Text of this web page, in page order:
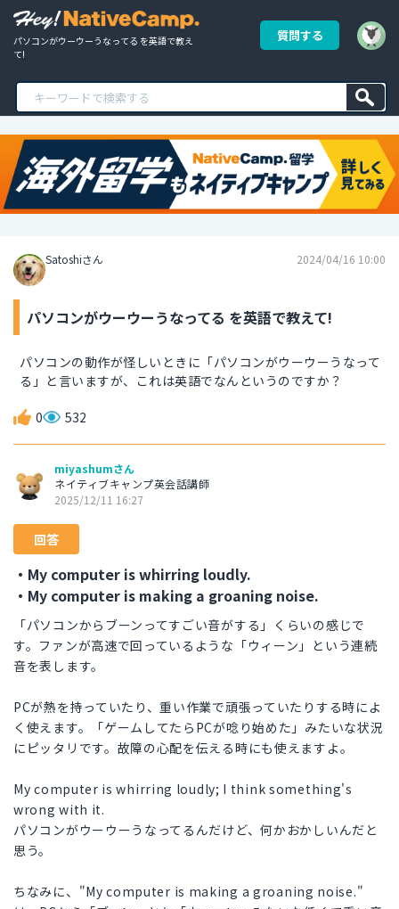
パソコンがウーウーうなってる を英語で教え
て!
質問する
Satoshiさん 2024/04/16 10:00
パソコンがウーウーうなってる を英語で教えて!
パソコンの動作が怪しいときに「パソコンがウーウーうなって
る」と言いますが、これは英語でなんというのですか？
0 532
miyashumさん
ネイティブキャンプ英会話講師
2025/12/11 16:27
回答
・My computer is whirring loudly.
・My computer is making a groaning noise.
「パソコンからブーンってすごい音がする」くらいの感じで
す。ファンが高速で回っているような「ウィーン」という連続
音を表します。
PCが熱を持っていたり、重い作業で頑張っていたりする時によ
く使えます。「ゲームしてたらPCが唸り始めた」みたいな状況
にピッタリです。故障の心配を伝える時にも使えますよ。
My computer is whirring loudly; I think something's
wrong with it.
パソコンがウーウーうなってるんだけど、何かおかしいんだと
思う。
ちなみに、"My computer is making a groaning noise."